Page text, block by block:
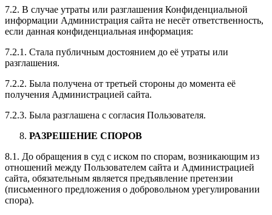
7.2. В случае утраты или разглашения Конфиденциальной
информации Администрация сайта не несёт ответственность,
если данная конфиденциальная информация:
7.2.1. Стала публичным достоянием до её утраты или
разглашения.
7.2.2. Была получена от третьей стороны до момента её
получения Администрацией сайта.
7.2.3. Была разглашена с согласия Пользователя.
РАЗРЕШЕНИЕ СПОРОВ
8.1. До обращения в суд с иском по спорам, возникающим из
отношений между Пользователем сайта и Администрацией
сайта, обязательным является предъявление претензии
(письменного предложения о добровольном урегулировании
спора).